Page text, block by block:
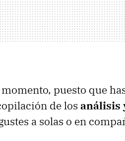
momento, puesto que
de los análisis
a solas o en